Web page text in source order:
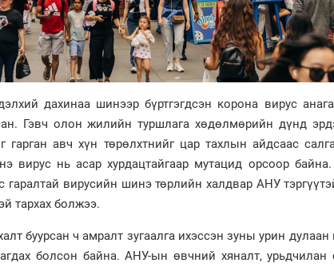
дахинаа шинээр бүртгэгдсэн корона вирус
Гэвч олон жилийн туршлага хөдөлмөрийн дүнд
гарган авч хүн төрөлхтнийг цар тахлын айдсаас
вирус нь асар хурдацтайгаар мутацид орсоор
вирусийн шинэ төрлийн халдвар АНУ
тархах болжээ.
буурсан ч амралт зугаалга ихэссэн зуны урин
болсон байна. АНУ-ын өвчний хяналт, урьдчилан